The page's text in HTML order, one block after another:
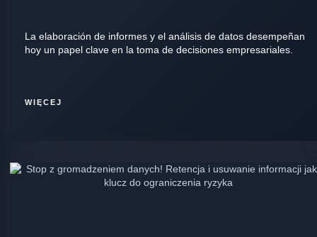
La elaboración de informes y el análisis de datos desempeñan
hoy un papel clave en la toma de decisiones empresariales.
WIĘCEJ